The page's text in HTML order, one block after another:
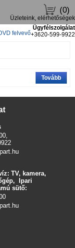
(0)
Üzleteink, elérhetőségek
Ügyfélszolgálat
+3620-599-9922
felvevő
Tovább
TV, kamera,
Ipari
sütő: